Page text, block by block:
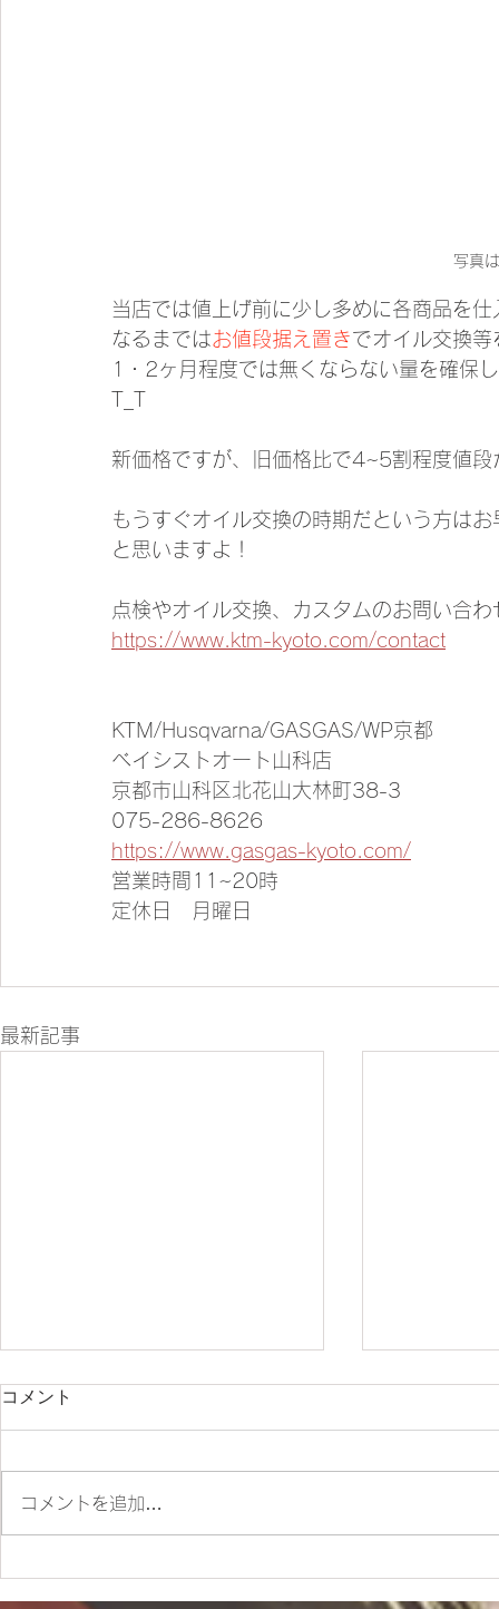
写真
当店では値上げ前に少し多めに各商品を
なるまではお値段据え置きでオイル交換
1・2ヶ月程度では無くならない量を確保
T_T
新価格ですが、旧価格比で4~5割程度値段
もうすぐオイル交換の時期だという方は
と思いますよ！
点検やオイル交換、カスタムのお問い合
https://www.ktm-kyoto.com/contact
KTM/Husqvarna/GASGAS/WP京都
ベイシストオート山科店
京都市山科区北花山大林町38-3
075-286-8626
https://www.gasgas-kyoto.com/
営業時間11~20時
定休日　月曜日
最新記事
違いをご紹介‼
＊
コメント
コメントを追加…